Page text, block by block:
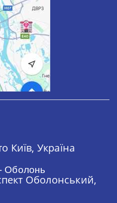
Київ, Україна
Оболонь
Оболонський,